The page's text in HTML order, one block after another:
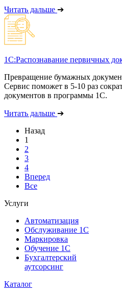
Читать дальше ➔
1С:Распознавание первичных
Превращение бумажных
Сервис поможет в 5-10 раз
документов в программы 1С.
Читать дальше ➔
Назад
1
2
3
4
Вперед
Все
Услуги
Автоматизация
Обслуживание 1С
Маркировка
Обучение 1С
Бухгалтерский
аутсорсинг
Каталог